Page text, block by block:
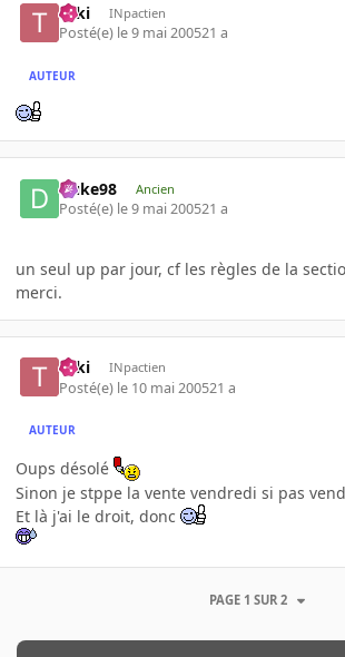
Taki INpactien
Posté(e) le 9 mai 200521 a
AUTEUR
Duke98 Ancien
Posté(e) le 9 mai 200521 a
un seul up par jour, cf les règles de la
merci.
Taki INpactien
Posté(e) le 10 mai 200521 a
AUTEUR
Oups désolé
Sinon je stppe la vente vendredi si pas
Et là j'ai le droit, donc
PAGE 1 SUR 2